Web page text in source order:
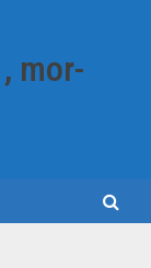
, mor-